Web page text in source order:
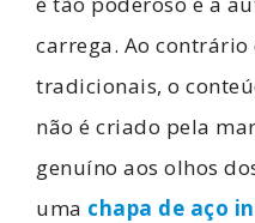
carrega. Ao contrário
tradicionais, o
não é criado pela
genuíno aos olhos
uma chapa de aço